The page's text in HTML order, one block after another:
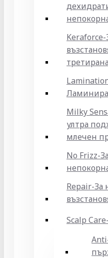
Milky
ултра
млечен
No Frizz-
Repair-За
Scalp